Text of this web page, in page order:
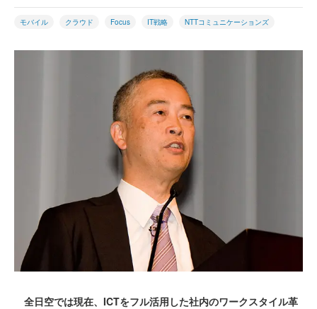
モバイル クラウド Focus IT戦略 NTTコミュニケーションズ
全日空では現在、ICTをフル活用した社内のワークスタイル革